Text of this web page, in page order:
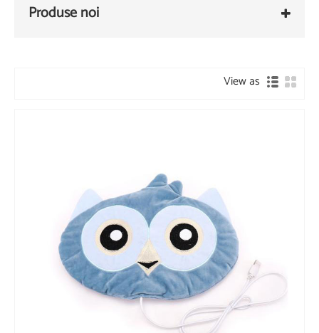
Produse noi
View as